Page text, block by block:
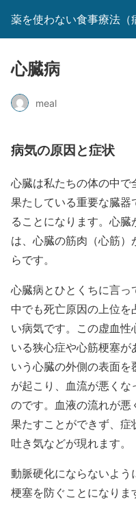
薬を使わない食事療法（
心臓病
meal
病気の原因と症状
心臓は私たちの体の中
果たしている重要な臓
ることになります。心
は、心臓の筋肉（心筋
らです。
心臓病とひとくちに言っ
中でも死亡原因の上位
い病気です。この虚血
いる狭心症や心筋梗塞が
いう心臓の外側の表面
が起こり、血流が悪く
のです。血液の流れが
果たすことができず、症
吐き気などが現れます。
動脈硬化にならないよ
梗塞を防ぐことになりま